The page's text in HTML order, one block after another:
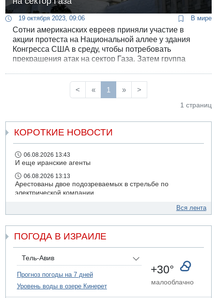
19 октября 2023, 09:06 В мире
Сотни американских евреев приняли участие в
акции протеста на Национальной аллее у здания
Конгресса США в среду, чтобы потребовать
прекращения атак на сектор Газа. Затем группа
«Не от нашего имени!», «Евреи говорят прекратить
огонь сейчас» и «Сионизм — это расизм».
< « 1 » >
1 страниц
КОРОТКИЕ НОВОСТИ
06.08.2026 13:43
И еще иранские агенты
06.08.2026 13:13
Арестованы двое подозреваемых в стрельбе по
электрической компании
Возле Кирьят-Арбы пожар на местности
06.08.2026 12:06
США не будут давить на Израиль в вопросе Ливана
06.08.2026 11:41
Трое подростков ограбили сексшоп в Холоне
Взрыв в Северном Тель-Авиве
06.08.2026 08:11
Вся лента
ПОГОДА В ИЗРАИЛЕ
Тель-Авив
Прогноз погоды на 7 дней
Уровень воды в озере Кинерет
+30°
малооблачно